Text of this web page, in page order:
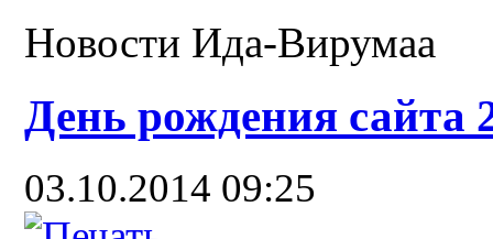
Новости Ида-Вирумаа
День рождения сайта
03.10.2014 09:25